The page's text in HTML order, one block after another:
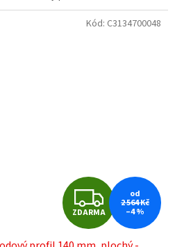
Z
D
ZDARMA
od
2 564 Kč
–4 %
Kód: C3134700048